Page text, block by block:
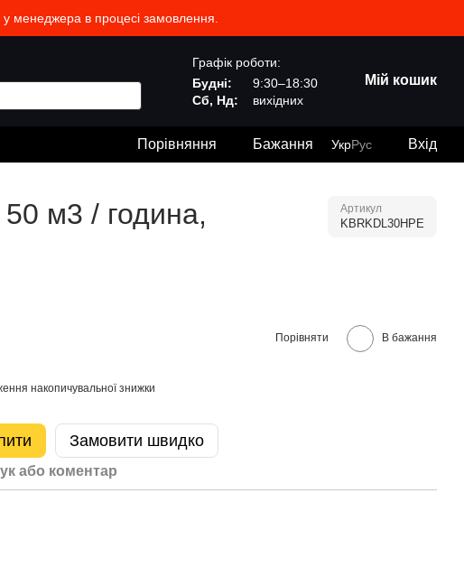
менеджера в процесі замовлення.
Графік роботи:
Будні:
9:30–18:30
Сб, Нд:
вихідних
Мій кошик
Порівняння Бажання УкрРус Вхід
м3 / година,
Артикул
KBRKDL30HPE
Порівняти В бажання
накопичувальної знижки
Замовити швидко
або коментар